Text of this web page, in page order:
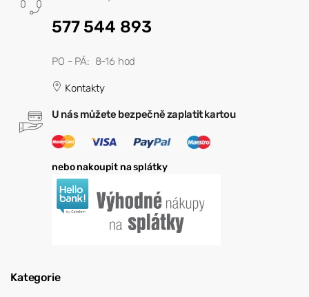
577 544 893
PO - PÁ: 8-16 hod
Kontakty
U nás můžete bezpečně zaplatit kartou
nebo nakoupit na splátky
Kategorie